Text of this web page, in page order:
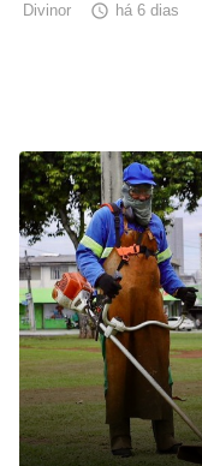
Divinor  há 6 dias